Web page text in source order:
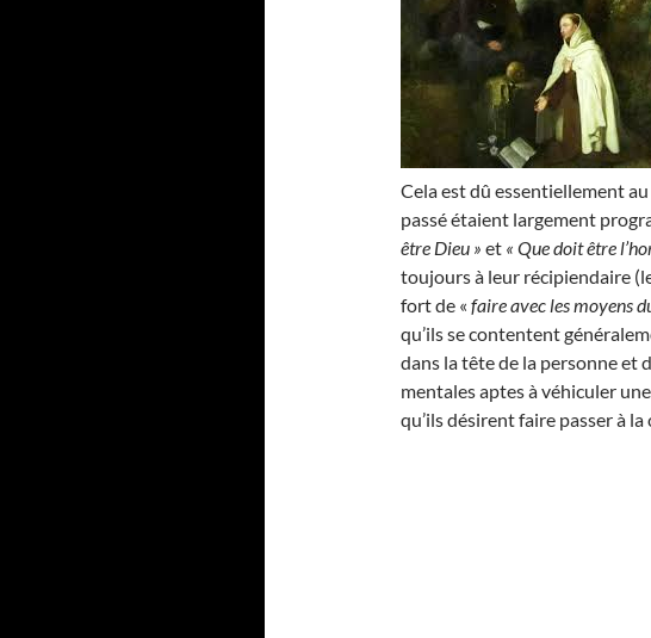
Cela est dû essentiellement
passé étaient largement
être Dieu » et « Que doit être
toujours à leur récipiendaire
fort de « faire avec les moyens
qu’ils se contentent
dans la tête de la personne et
mentales aptes à véhiculer
qu’ils désirent faire passer à